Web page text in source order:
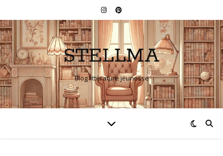
STELLMA
Blog littérature jeunesse